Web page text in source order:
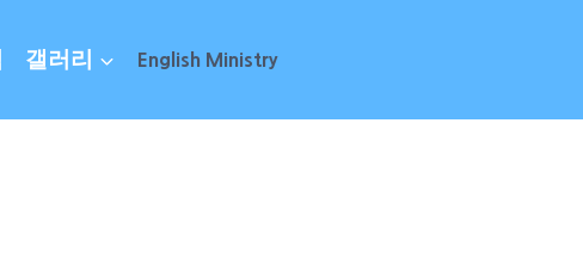
갤러리 English Ministry